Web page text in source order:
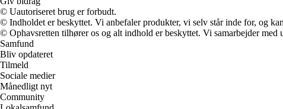
© Uautoriseret brug er forbudt.
© Indholdet er beskyttet. Vi anbefaler produkter, vi selv står inde for, og
© Ophavsretten tilhører os og alt indhold er beskyttet. Vi samarbejder
Samfund
Bliv opdateret
Tilmeld
Sociale medier
Månedligt nyt
Community